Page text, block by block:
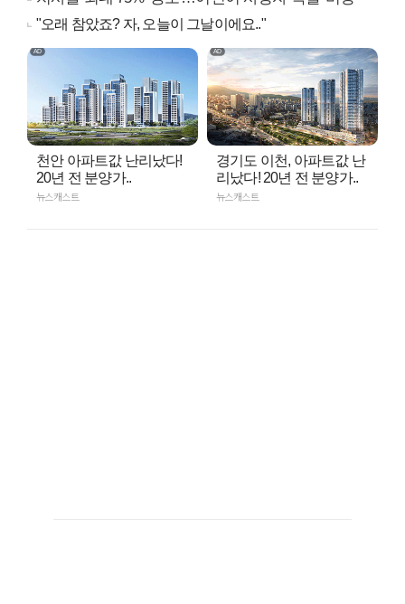
"오래 참았죠? 자, 오늘이 그날이에요.."
천안 아파트값 난리났다!
20년 전 분양가..
뉴스캐스트
경기도 이천, 아파트값 난
리났다! 20년 전 분양가..
뉴스캐스트